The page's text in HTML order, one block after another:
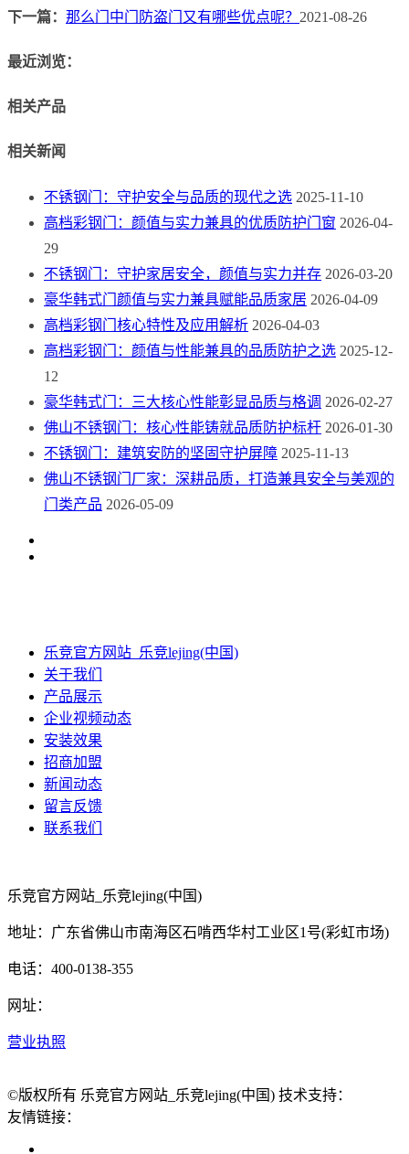
下一篇： 那么门中门防盗门又有哪些优点呢？ 2021-08-26
最近浏览：
相关产品
相关新闻
不锈钢门：守护安全与品质的现代之选 2025-11-10
高档彩钢门：颜值与实力兼具的优质防护门窗 2026-04-
29
不锈钢门：守护家居安全，颜值与实力并存 2026-03-20
豪华韩式门颜值与实力兼具赋能品质家居 2026-04-09
高档彩钢门核心特性及应用解析 2026-04-03
高档彩钢门：颜值与性能兼具的品质防护之选 2025-12-
12
豪华韩式门：三大核心性能彰显品质与格调 2026-02-27
佛山不锈钢门：核心性能铸就品质防护标杆 2026-01-30
不锈钢门：建筑安防的坚固守护屏障 2025-11-13
佛山不锈钢门厂家：深耕品质，打造兼具安全与美观的
门类产品 2026-05-09
乐竞官方网站_乐竞lejing(中国)
关于我们
产品展示
企业视频动态
安装效果
招商加盟
新闻动态
留言反馈
联系我们
乐竞官方网站_乐竞lejing(中国)
地址：广东省佛山市南海区石啃西华村工业区1号(彩虹市场)
电话：400-0138-355
网址：
营业执照
©版权所有 乐竞官方网站_乐竞lejing(中国) 技术支持：
友情链接：